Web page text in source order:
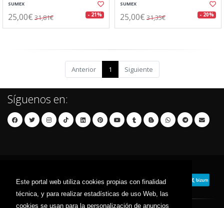
Este portal web utiliza cookies propias con finalidad
técnica, y para realizar estadísticas de uso Web, las
cookies se usan para la personalización de anuncios
SUMEX
25,00€ 31,81€ - 21%
SUMEX
25,00€ 31,35€ - 20%
Anterior 1 Siguiente
Síguenos en: